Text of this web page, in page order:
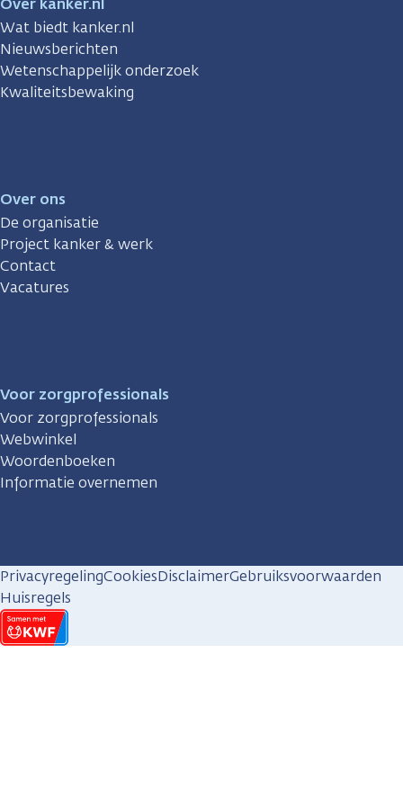
Over kanker.nl
Wat biedt kanker.nl
Nieuwsberichten
Wetenschappelijk onderzoek
Kwaliteitsbewaking
Over ons
De organisatie
Project kanker & werk
Contact
Vacatures
Voor zorgprofessionals
Voor zorgprofessionals
Webwinkel
Woordenboeken
Informatie overnemen
PrivacyregelingCookiesDisclaimerGebruiksvoorwaarden
Huisregels